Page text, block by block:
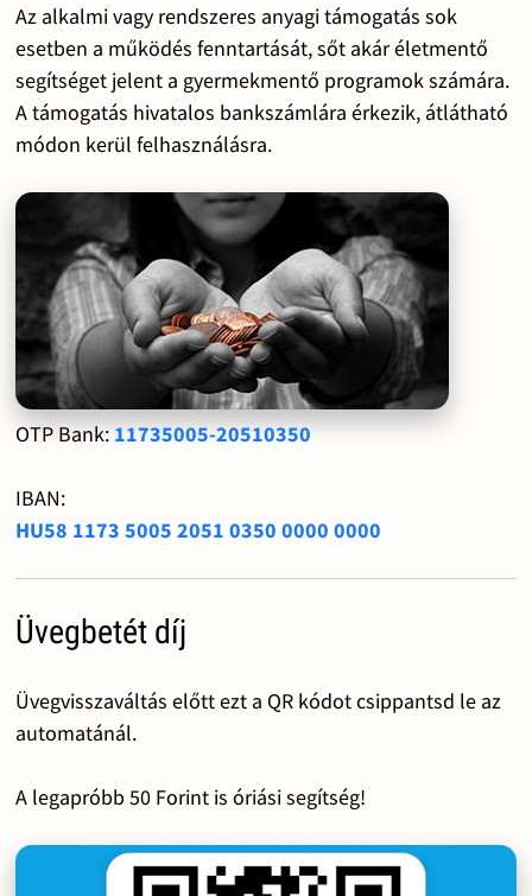
Az alkalmi vagy rendszeres anyagi támogatás sok
esetben a működés fenntartását, sőt akár életmentő
segítséget jelent a gyermekmentő programok számára.
A támogatás hivatalos bankszámlára érkezik, átlátható
módon kerül felhasználásra.
OTP Bank: 11735005-20510350
IBAN:
HU58 1173 5005 2051 0350 0000 0000
Üvegbetét díj
Üvegvisszaváltás előtt ezt a QR kódot csippantsd le az
automatánál.
A legapróbb 50 Forint is óriási segítség!